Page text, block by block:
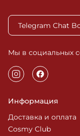
Telegram Chat
Мы в социальных
Информация
Доставка и оплата
Cosmy Club